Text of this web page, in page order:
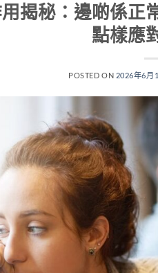
揭秘：邊啲係正
點樣應
POSTED ON 2026年6月